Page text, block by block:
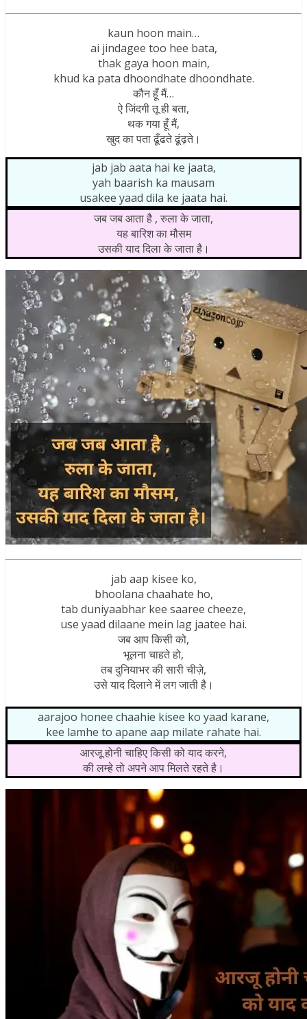
kaun hoon main…
ai jindagee too hee bata,
thak gaya hoon main,
khud ka pata dhoondhate dhoondhate.
कौन हूँ मैं…
ऐ जिंदगी तू ही बता,
थक गया हूँ मैं,
खुद का पता ढूँढते ढूंढ़ते।
jab jab aata hai ke jaata,
yah baarish ka mausam
usakee yaad dila ke jaata hai.
जब जब आता है , रुला के जाता,
यह बारिश का मौसम
उसकी याद दिला के जाता है।
jab aap kisee ko,
bhoolana chaahate ho,
tab duniyaabhar kee saaree cheeze,
use yaad dilaane mein lag jaatee hai.
जब आप किसी को,
भूलना चाहते हो,
तब दुनियाभर की सारी चीज़े,
उसे याद दिलाने में लग जाती है।
aarajoo honee chaahie kisee ko yaad karane,
kee lamhe to apane aap milate rahate hai.
आरजू होनी चाहिए किसी को याद करने,
की लम्हे तो अपने आप मिलते रहते है।